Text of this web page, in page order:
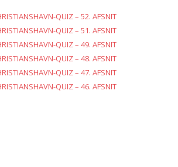
QUIZ – 52. AFSNIT
QUIZ – 51. AFSNIT
QUIZ – 49. AFSNIT
QUIZ – 48. AFSNIT
QUIZ – 47. AFSNIT
QUIZ – 46. AFSNIT